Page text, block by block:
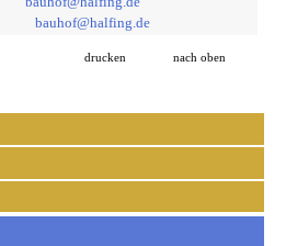
bauhof@halfing.de
drucken nach oben